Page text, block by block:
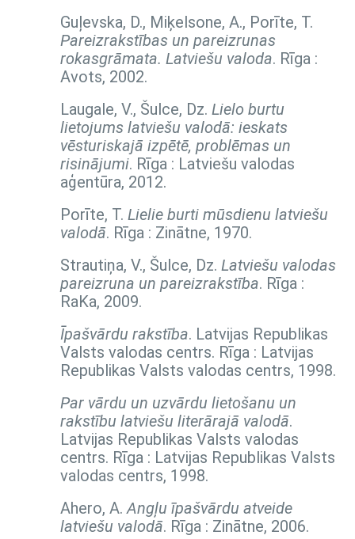
Guļevska, D., Miķelsone, A., Porīte, T.
Pareizrakstības un pareizrunas
rokasgrāmata. Latviešu valoda. Rīga :
Avots, 2002.
Laugale, V., Šulce, Dz. Lielo burtu
lietojums latviešu valodā: ieskats
vēsturiskajā izpētē, problēmas un
risinājumi. Rīga : Latviešu valodas
aģentūra, 2012.
Porīte, T. Lielie burti mūsdienu latviešu
valodā. Rīga : Zinātne, 1970.
Strautiņa, V., Šulce, Dz. Latviešu valodas
pareizruna un pareizrakstība. Rīga :
RaKa, 2009.
Īpašvārdu rakstība. Latvijas Republikas
Valsts valodas centrs. Rīga : Latvijas
Republikas Valsts valodas centrs, 1998.
Par vārdu un uzvārdu lietošanu un
rakstību latviešu literārajā valodā.
Latvijas Republikas Valsts valodas
centrs. Rīga : Latvijas Republikas Valsts
valodas centrs, 1998.
Ahero, A.Angļu īpašvārdu atveide
latviešu valodā. Rīga : Zinātne, 2006.